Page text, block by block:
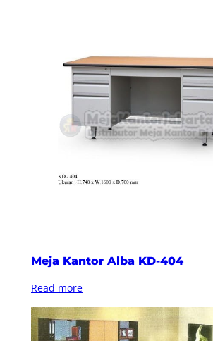
Meja Kantor Alba KD-404
Read more